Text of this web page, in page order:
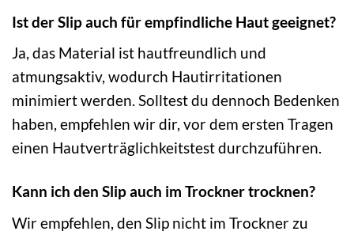
Ist der Slip auch für empfindliche Haut geeignet?
Ja, das Material ist hautfreundlich und
atmungsaktiv, wodurch Hautirritationen
minimiert werden. Solltest du dennoch Bedenken
haben, empfehlen wir dir, vor dem ersten Tragen
einen Hautverträglichkeitstest durchzuführen.
Kann ich den Slip auch im Trockner trocknen?
Wir empfehlen, den Slip nicht im Trockner zu